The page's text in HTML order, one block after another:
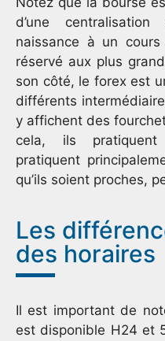
d’une
naissance à un cours
réservé aux plus
son côté, le forex est
différents
y affichent des
cela, ils
pratiquent
qu’ils soient proches,
Les
des horaires
Il est important de
est disponible H24 et